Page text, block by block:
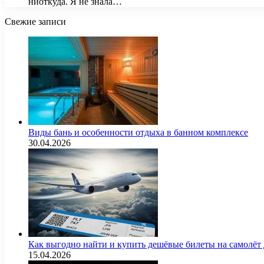
Свежие записи
Виды бань и особенности отдыха в банном комплексе
30.04.2026
Как выгодно найти и купить дешёвые билеты на
15.04.2026